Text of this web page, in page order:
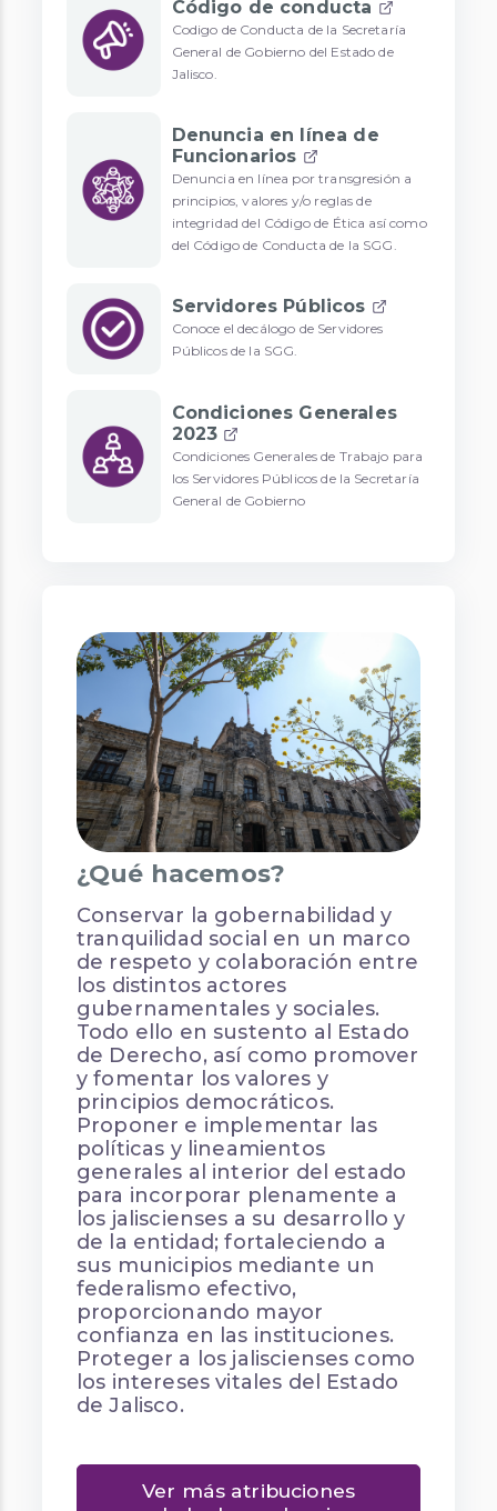
Código de conducta
Codigo de Conducta de la Secretaría
General de Gobierno del Estado de
Jalisco.
Denuncia en línea de
Funcionarios
Denuncia en línea por transgresión a
principios, valores y/o reglas de
integridad del Código de Ética así como
del Código de Conducta de la SGG.
Servidores Públicos
Conoce el decálogo de Servidores
Públicos de la SGG.
Condiciones Generales
2023
Condiciones Generales de Trabajo para
los Servidores Públicos de la Secretaría
General de Gobierno
¿Qué hacemos?
Conservar la gobernabilidad y
tranquilidad social en un marco
de respeto y colaboración entre
los distintos actores
gubernamentales y sociales.
Todo ello en sustento al Estado
de Derecho, así como promover
y fomentar los valores y
principios democráticos.
Proponer e implementar las
políticas y lineamientos
generales al interior del estado
para incorporar plenamente a
los jaliscienses a su desarrollo y
de la entidad; fortaleciendo a
sus municipios mediante un
federalismo efectivo,
proporcionando mayor
confianza en las instituciones.
Proteger a los jaliscienses como
los intereses vitales del Estado
de Jalisco.
Ver más atribuciones